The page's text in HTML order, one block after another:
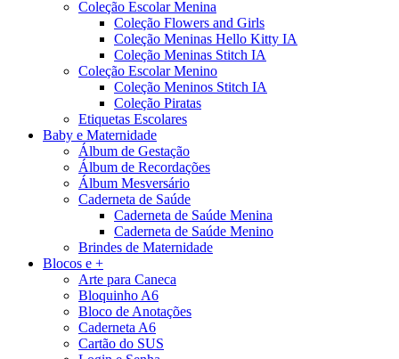
Coleção Escolar Menina
Coleção Flowers and Girls
Coleção Meninas Hello Kitty IA
Coleção Meninas Stitch IA
Coleção Escolar Menino
Coleção Meninos Stitch IA
Coleção Piratas
Etiquetas Escolares
Baby e Maternidade
Álbum de Gestação
Álbum de Recordações
Álbum Mesversário
Caderneta de Saúde
Caderneta de Saúde Menina
Caderneta de Saúde Menino
Brindes de Maternidade
Blocos e +
Arte para Caneca
Bloquinho A6
Bloco de Anotações
Caderneta A6
Cartão do SUS